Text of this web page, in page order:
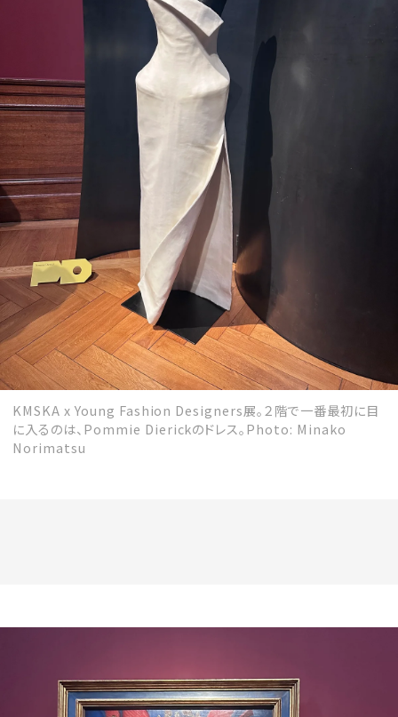
KMSKA x Young Fashion Designers展。２階で一番最初に目
に入るのは、Pommie Dierickのドレス。Photo: Minako
Norimatsu